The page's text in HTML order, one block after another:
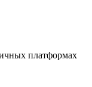
платформах